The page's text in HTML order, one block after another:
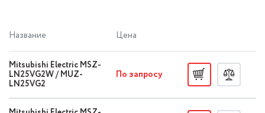
Название Цена
Mitsubishi Electric MSZ-
LN25VG2W / MUZ-
LN25VG2
По запросу